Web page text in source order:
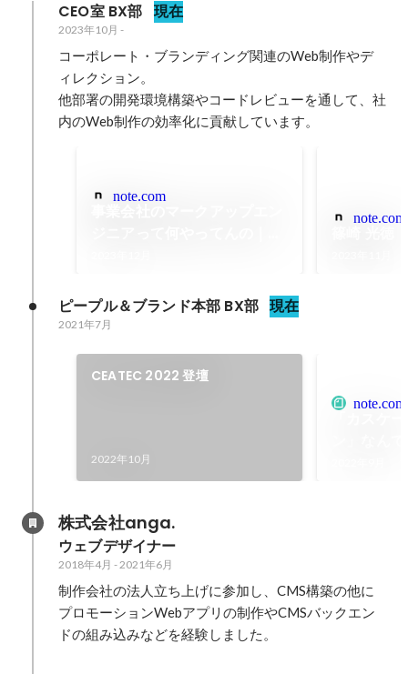
CEO室 BX部 現在
2023年10月 -
コーポレート・ブランディング関連のWeb制作やデ
ィレクション。
他部署の開発環境構築やコードレビューを通して、社
内のWeb制作の効率化に貢献しています。
note.com
note.com
ピープル＆ブランド本部 BX部 現在
2021年7月
CEATEC 2022 登壇
2022年10月
note.com
株式会社anga.
ウェブデザイナー
2018年4月 -2021年6月
制作会社の法人立ち上げに参加し、CMS構築の他に
プロモーションWebアプリの制作やCMSバックエン
ドの組み込みなどを経験しました。